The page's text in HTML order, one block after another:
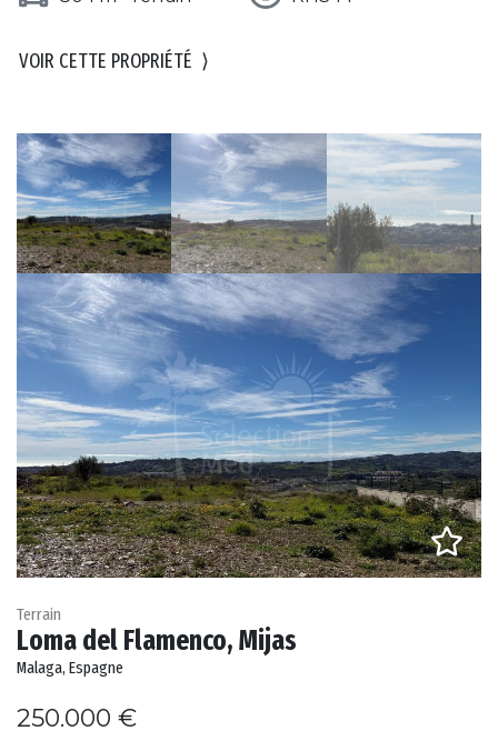
VOIR CETTE PROPRIÉTÉ ⟩
Terrain
Loma del Flamenco, Mijas
Malaga, Espagne
250.000 €